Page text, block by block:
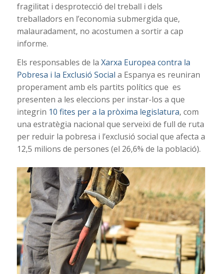
fragilitat i desprotecció del treball i dels
treballadors en l’economia submergida que,
malauradament, no acostumen a sortir a cap
informe.
Els responsables de la Xarxa Europea contra la
Pobresa i la Exclusió Social a Espanya es reuniran
properament amb els partits polítics que es
presenten a les eleccions per instar-los a que
integrin 10 fites per a la pròxima legislatura, com
una estratègia nacional que serveixi de full de ruta
per reduir la pobresa i l’exclusió social que afecta a
12,5 milions de persones (el 26,6% de la població).